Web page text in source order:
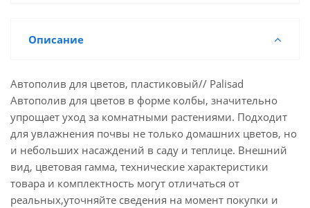
Описание
Автополив для цветов, пластиковый// Palisad
Автополив для цветов в форме колбы, значительно
упрощает уход за комнатными растениями. Подходит
для увлажнения почвы не только домашних цветов, но
и небольших насаждений в саду и теплице. Внешний
вид, цветовая гамма, технические характеристики
товара и комплектность могут отличаться от
реальных,уточняйте сведения на момент покупки и